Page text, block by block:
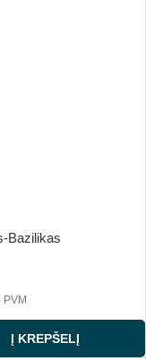
Bazilikas
PVM
Į KREPŠELĮ